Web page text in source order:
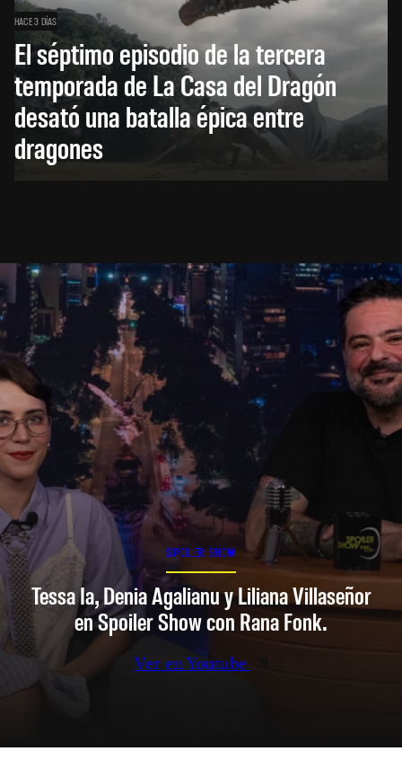
HACE 3 DÍAS
El séptimo episodio de la tercera
temporada de La Casa del Dragón
desató una batalla épica entre
dragones
SPOILER SHOW
Tessa Ia, Denia Agalianu y Liliana Villaseñor
en Spoiler Show con Rana Fonk.
Ver en Youtube